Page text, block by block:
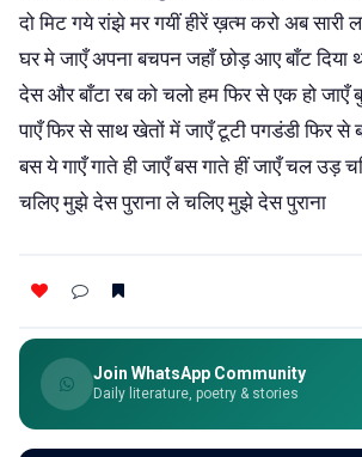
दो मिट गये रांझे मर गयीं हीरें ख़त्म करो अब
घर मे जाएँ अपना बचपन जहाँ छोड़ आए बाँट दिया
देस और बाँटा रब को चलो हम फिर से एक हो जाएँ
पाएँ फिर से साथ खेतों में जाएँ टूटी पगडंडी फिर से
बस ये गाएँ गाते ही जाएँ बस गाते हीं जाएँ चल उड़
चलिए मुझे देस पुराना ले चलिए मुझे देस पुराना
Join WhatsApp Community
Daily literature, poetry & stories